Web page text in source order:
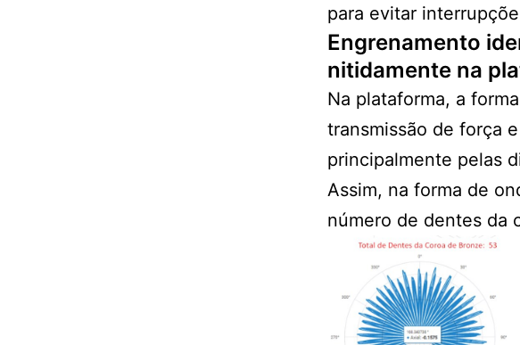
para evitar
Engrenamento
nitidamente na
Na plataforma, a
transmissão de força
principalmente pelas
Assim, na forma de
número de dentes da